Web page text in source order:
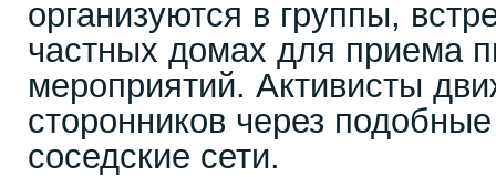
организуются в группы,
частных домах для приема
мероприятий. Активисты
сторонников через
соседские сети.